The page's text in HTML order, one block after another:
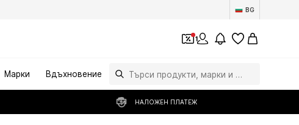
BG
1
Марки Вдъхновение
НАЛОЖЕН ПЛАТЕЖ